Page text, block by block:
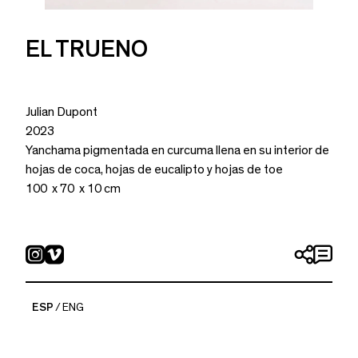
EL TRUENO
Julian Dupont
2023
Yanchama pigmentada en curcuma llena en su interior de
hojas de coca, hojas de eucalipto y hojas de toe
100 x 70 x 10 cm
ESP ENG